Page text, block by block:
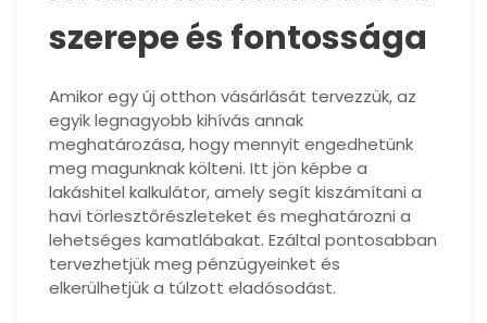
szerepe és fontossága
Amikor egy új otthon vásárlását tervezzük, az
egyik legnagyobb kihívás annak
meghatározása, hogy mennyit engedhetünk
meg magunknak költeni. Itt jön képbe a
lakáshitel kalkulátor, amely segít kiszámítani a
havi törlesztőrészleteket és meghatározni a
lehetséges kamatlábakat. Ezáltal pontosabban
tervezhetjük meg pénzügyeinket és
elkerülhetjük a túlzott eladósodást.